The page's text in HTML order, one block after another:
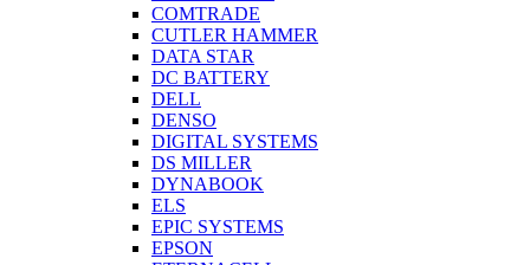
COMTRADE
CUTLER HAMMER
DATA STAR
DC BATTERY
DELL
DENSO
DIGITAL SYSTEMS
DS MILLER
DYNABOOK
ELS
EPIC SYSTEMS
EPSON